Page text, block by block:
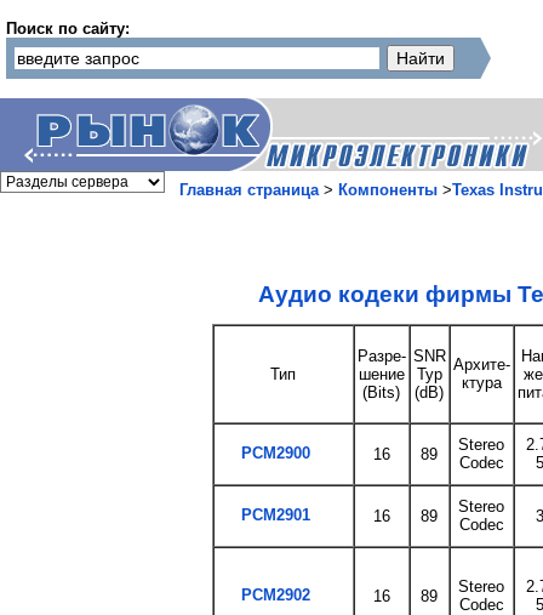
Поиск по сайту:
Главная страница> Компоненты >Texas
Аудио кодеки фирмы
Тип
Разре-
шение
(Bits)
SNR
Typ
(dB)
Архите-
ктура
PCM2900 16 89
Stereo
Codec
PCM2901 16 89
Stereo
Codec
PCM2902 16 89
Stereo
Codec